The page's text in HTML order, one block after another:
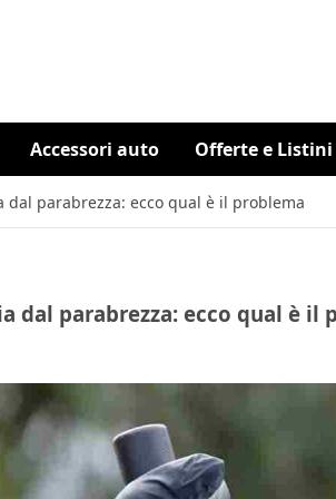
Accessori auto Offerte e Listini
parabrezza: ecco qual è il problema
dal parabrezza: ecco qual è il